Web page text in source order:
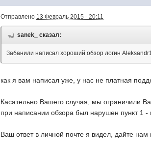
Отправлено 13 Февраль 2015 - 20:11
sanek_ сказал:
Забанили написал хороший обзор логин
как я вам написал уже, у нас не платная
Касательно Вашего случая, мы ограничили
при написании обзора был нарушен пункт 1 -
Ваш ответ в личной почте я видел, дайте нам